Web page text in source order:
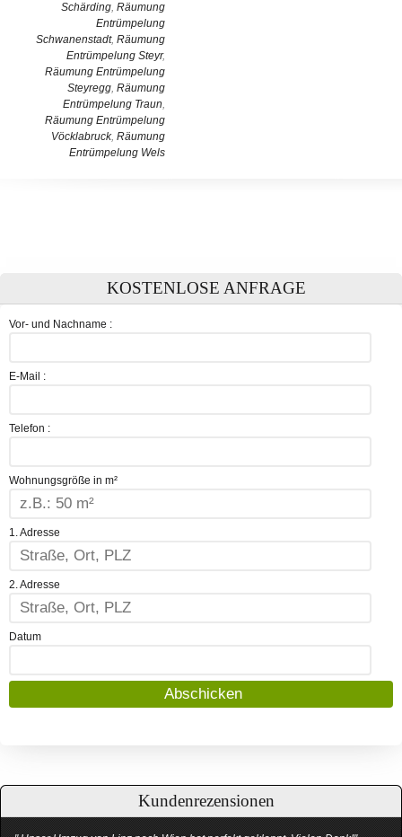
Schärding, Räumung
Entrümpelung
Schwanenstadt, Räumung
Entrümpelung Steyr,
Räumung Entrümpelung
Steyregg, Räumung
Entrümpelung Traun,
Räumung Entrümpelung
Vöcklabruck, Räumung
Entrümpelung Wels
KOSTENLOSE ANFRAGE
Vor- und Nachname :
E-Mail :
Telefon :
Wohnungsgröße in m²
1. Adresse
2. Adresse
Datum
Kundenrezensionen